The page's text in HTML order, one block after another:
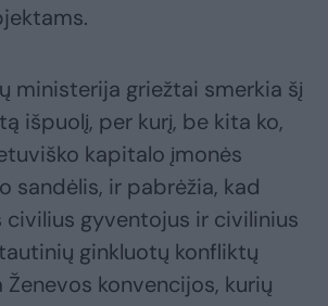
ministerija griežtai smerkia šį
išpuolį, per kurį, be kita ko,
kapitalo įmonės
sandėlis, ir pabrėžia, kad
civilius gyventojus ir civilinius
ginkluotų konfliktų
konvencijos, kurių